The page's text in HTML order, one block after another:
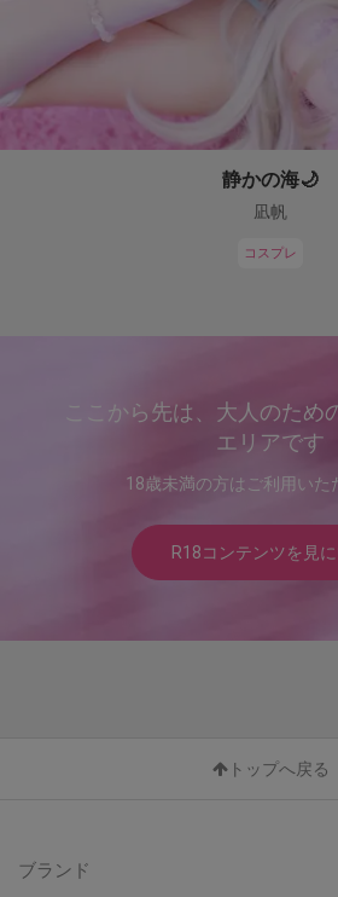
静かの海🌙
凪帆
コスプレ
ここから先は、大人のため
エリアです
18歳未満の方はご利用いた
R18コンテンツを見に
トップへ戻る
ブランド